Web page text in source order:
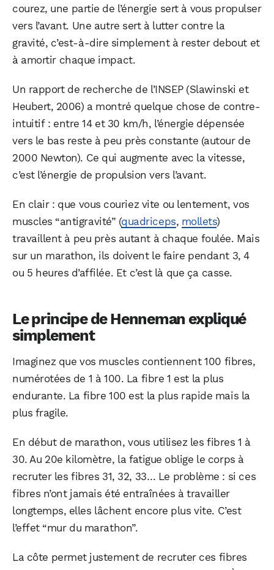
courez, une partie de l’énergie sert à vous propulser
vers l’avant. Une autre sert à lutter contre la
gravité, c’est-à-dire simplement à rester debout et
à amortir chaque impact.
Un rapport de recherche de l’INSEP (Slawinski et
Heubert, 2006) a montré quelque chose de contre-
intuitif : entre 14 et 30 km/h, l’énergie dépensée
vers le bas reste à peu près constante (autour de
2000 Newton). Ce qui augmente avec la vitesse,
c’est l’énergie de propulsion vers l’avant.
En clair : que vous couriez vite ou lentement, vos
muscles “antigravité” (quadriceps, mollets)
travaillent à peu près autant à chaque foulée. Mais
sur un marathon, ils doivent le faire pendant 3, 4
ou 5 heures d’affilée. Et c’est là que ça casse.
Le principe de Henneman expliqué
simplement
Imaginez que vos muscles contiennent 100 fibres,
numérotées de 1 à 100. La fibre 1 est la plus
endurante. La fibre 100 est la plus rapide mais la
plus fragile.
En début de marathon, vous utilisez les fibres 1 à
30. Au 20e kilomètre, la fatigue oblige le corps à
recruter les fibres 31, 32, 33… Le problème : si ces
fibres n’ont jamais été entraînées à travailler
longtemps, elles lâchent encore plus vite. C’est
l’effet “mur du marathon”.
La côte permet justement de recruter ces fibres